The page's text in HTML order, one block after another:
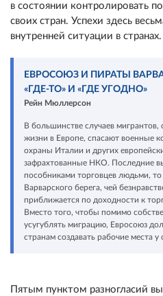
в состоянии контролировать
своих стран. Успехи здесь
внутренней ситуации в странах.
ЕВРОСОЮЗ И ПИРАТЫ
«ГДЕ-ТО» И «ГДЕ УГОДНО»
Рейн Мюллерсон
В большинстве случаев
жизни в Европе, спасают военные
охраны Италии и других
зафрахтованные НКО. Последние
пособниками торговцев людьми,
Варварского берега, чей
приближается по доходности к
Вместо того, чтобы помимо
усугублять миграцию, Евросоюз
странам создавать рабочие места у
Пятым пунктом разногласий